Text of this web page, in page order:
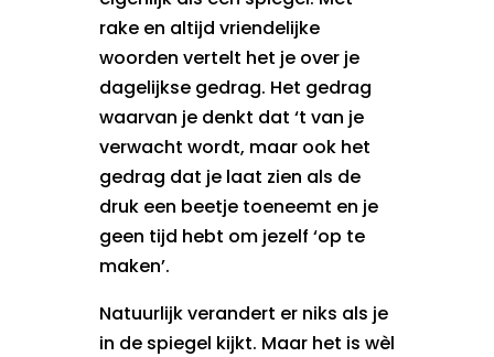
rake en altijd vriendelijke
woorden vertelt het je over je
dagelijkse gedrag. Het gedrag
waarvan je denkt dat ‘t van je
verwacht wordt, maar ook het
gedrag dat je laat zien als de
druk een beetje toeneemt en je
geen tijd hebt om jezelf ‘op te
maken’.
Natuurlijk verandert er niks als je
in de spiegel kijkt. Maar het is wèl